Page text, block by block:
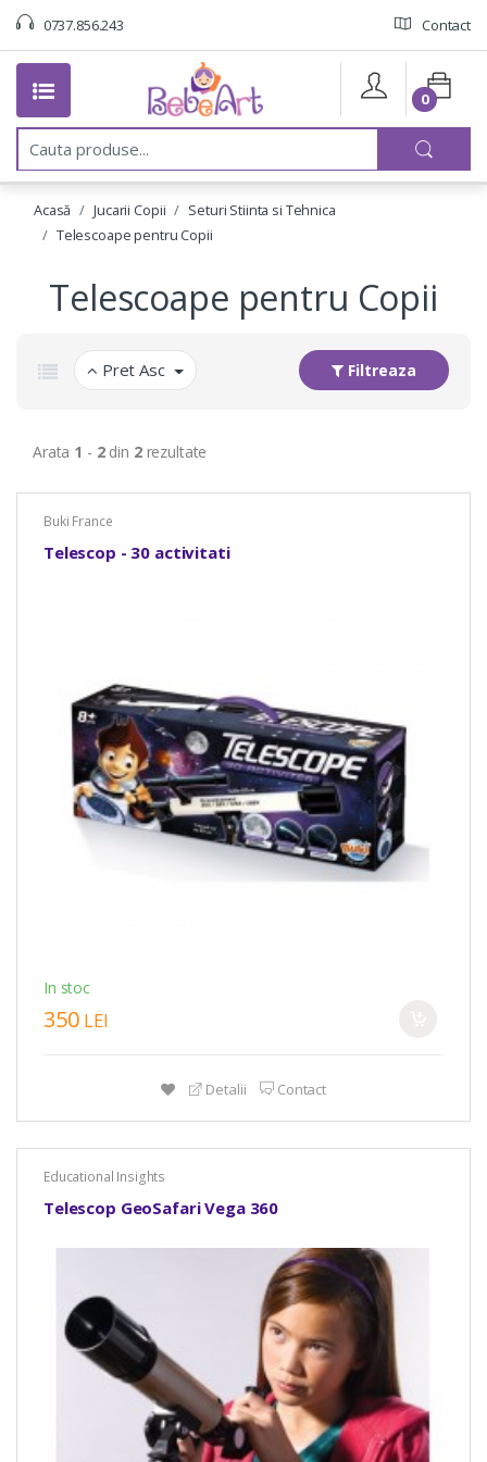
0737.856.243 Contact
C
u
0
Acasă Jucarii Copii
Seturi Stiinta si Tehnica
Telescoape pentru Copii
Telescoape pentru Copii
Pret Asc Filtreaza
Arata 1 - 2din 2rezultate
Buki France
Telescop - 30 activitati
In stoc
350 LEI
Detalii Contact
Educational Insights
Telescop GeoSafari Vega 360